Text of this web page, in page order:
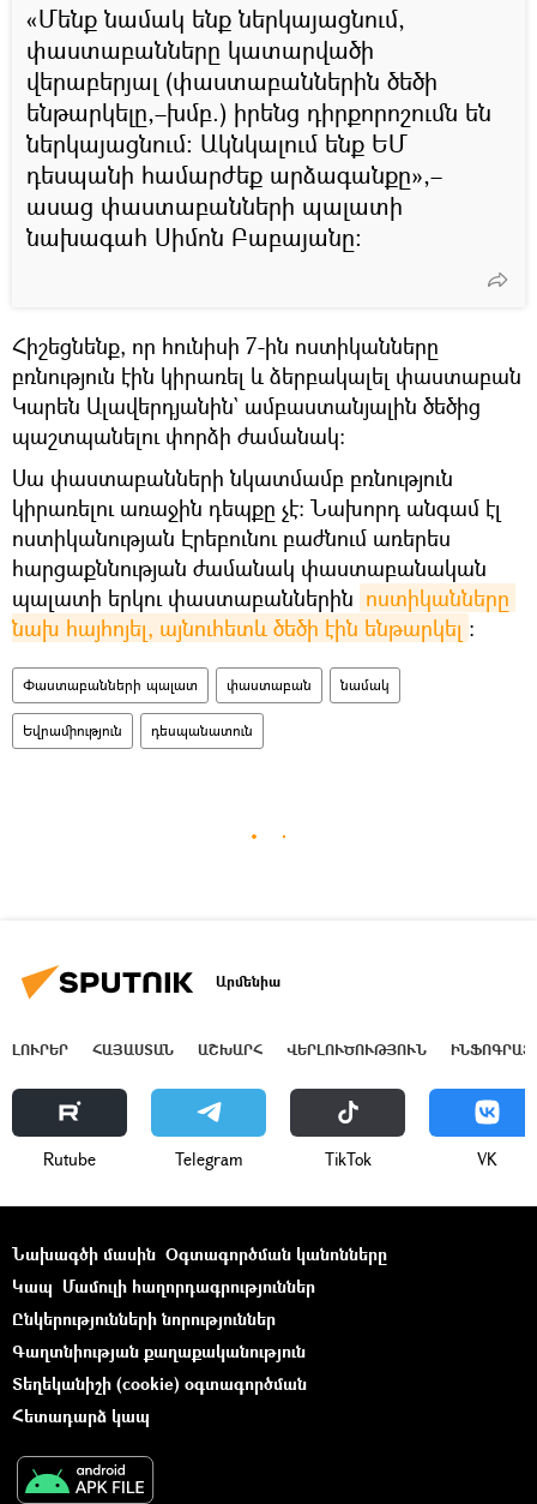
«Մենք նամակ ենք ներկայացնում,
փաստաբանները կատարվածի
վերաբերյալ (փաստաբաններին ծեծի
ենթարկելը,–խմբ.) իրենց դիրքորոշումն են
ներկայացնում։ Ակնկալում ենք ԵՄ
դեսպանի համարժեք արձագանքը»,–
ասաց փաստաբանների պալատի
նախագահ Սիմոն Բաբայանը։
Հիշեցնենք, որ հունիսի 7-ին ոստիկանները
բռնություն էին կիրառել և ձերբակալել փաստաբան
Կարեն Ալավերդյանին` ամբաստանյալին ծեծից
պաշտպանելու փորձի ժամանակ։
Սա փաստաբանների նկատմամբ բռնություն
կիրառելու առաջին դեպքը չէ։ Նախորդ անգամ էլ
ոստիկանության Էրեբունու բաժնում առերես
հարցաքննության ժամանակ փաստաբանական
պալատի երկու փաստաբաններին ոստիկանները
նախ հայհոյել, այնուհետև ծեծի էին ենթարկել ։
Փաստաբանների պալատ փաստաբան նամակ
Եվրամիություն դեսպանատուն
Արմենիա
ԼՈՒՐԵՐ ՀԱՅԱՍՏԱՆ ԱՇԽԱՐՀ ՎԵՐԼՈՒԾՈՒԹՅՈՒՆ
Rutube Telegram ТikТоk VK
Նախագծի մասին Օգտագործման կանոնները
Կապ Մամուլի հաղորդագրություններ
Ընկերությունների նորություններ
Գաղտնիության քաղաքականություն
Տեղեկանիշի (cookie) օգտագործման
Հետադարձ կապ